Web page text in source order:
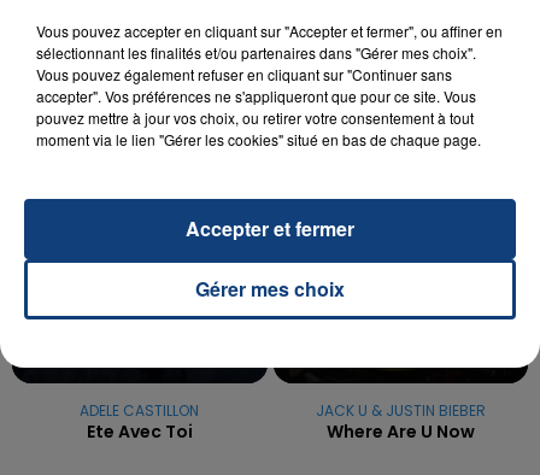
reconnu sa responsabilité et présenté ses
excuses.
TITRES DIFFUSÉS
ADELE CASTILLON
Ete Avec Toi
JACK U & JUSTIN BIEBER
Where Are U Now
Vous pouvez accepter en cliquant sur "Accepter et fermer", ou affiner en
sélectionnant les finalités et/ou partenaires dans "Gérer mes choix".
Vous pouvez également refuser en cliquant sur "Continuer sans
accepter". Vos préférences ne s'appliqueront que pour ce site. Vous
pouvez mettre à jour vos choix, ou retirer votre consentement à tout
moment via le lien "Gérer les cookies" situé en bas de chaque page.
Gérer mes choix
Accepter et fermer